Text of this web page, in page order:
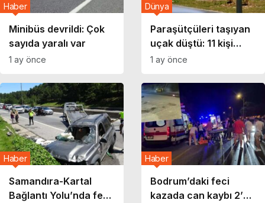
Minibüs devrildi: Çok
sayıda yaralı var
Haber
1 ay önce
Paraşütçüleri taşıyan
uçak düştü: 11 kişi
hayatını kaybetti
Dünya
1 ay önce
Samandıra-Kartal
Bağlantı Yolu’nda feci
Haber
Bodrum’daki feci
kazada can kaybı 2’ye
Haber